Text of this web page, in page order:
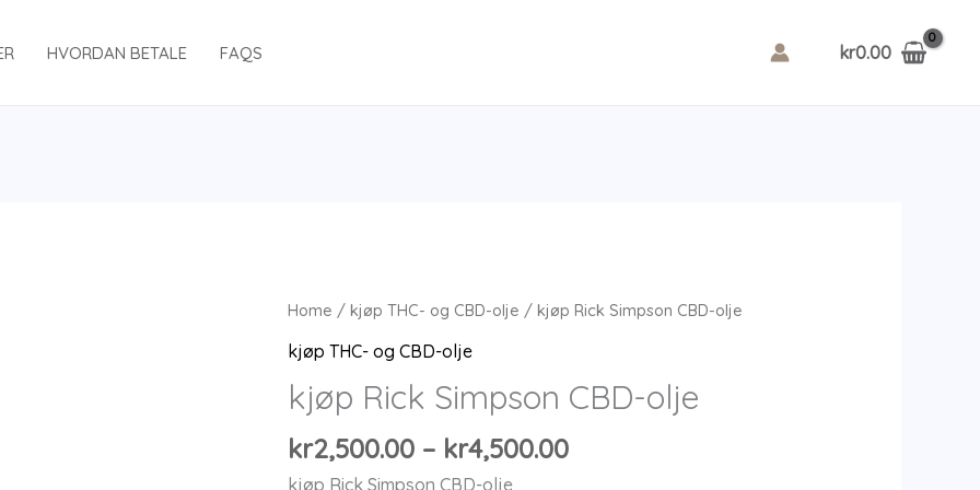
HVORDAN BETALE FAQS kr0.00
Home /kjøp THC- og CBD-olje / kjøp Rick Simpson CBD-olje
kjøp THC- og CBD-olje
kjøp Rick Simpson CBD-olje
kr2,500.00 – kr4,500.00Price
kjøp Rick Simpson CBD-olje